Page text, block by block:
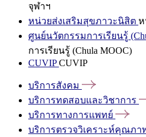
จุฬาฯ
หน่วยส่งเสริมสุขภาวะนิสิต ห
ศูนย์นวัตกรรมการเรียนรู้
การเรียนรู้ (Chula MOOC)
CUVIPCUVIP
บริการสังคม
บริการทดสอบและวิชาการ
บริการทางการแพทย์
บริการตรวจวิเคราะห์คุณภา